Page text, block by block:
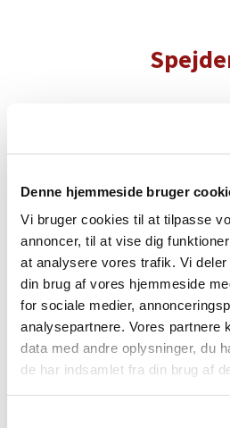
Denne hjemmeside bruger
Vi bruger cookies til at tilpasse
annoncer, til at vise dig
at analysere vores trafik. Vi
din brug af vores hjemmeside
for sociale medier,
analysepartnere. Vores partnere
data med andre oplysninger, du
de har indsamlet fra din brug af
vi både KFUM spejdere og De
Vi nyder det liv, der følger med
engagerede ledere.
Spejdere laver forskellige
samme. Det hele har gerne
aktiviteter, lejrliv og skæg og
Uanset om du vælger KFUM
garanti for en masse sjove
nærværende voksne, som